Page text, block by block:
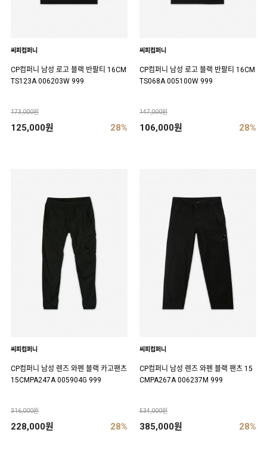
씨피컴퍼니
CP컴퍼니 남성 로고 블랙 반팔티 16CM
TS123A 006203W 999
173,000원
125,000원 28%
씨피컴퍼니
CP컴퍼니 남성 로고 블랙 반팔티 16CM
TS068A 005100W 999
147,000원
106,000원 28%
씨피컴퍼니
CP컴퍼니 남성 렌즈 와펜 블랙 카고팬츠
15CMPA247A 005904G 999
316,000원
228,000원 28%
씨피컴퍼니
CP컴퍼니 남성 렌즈 와펜 블랙 팬츠 15
CMPA267A 006237M 999
534,000원
385,000원 28%